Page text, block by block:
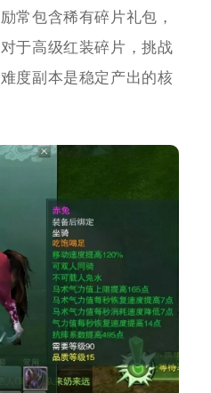
常包含稀有碎片礼包，
于高级红装碎片，挑战
度副本是稳定产出的核